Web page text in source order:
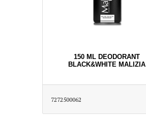
150 ML DEODORANT
BLACK&WHITE MALIZIA
7272500062